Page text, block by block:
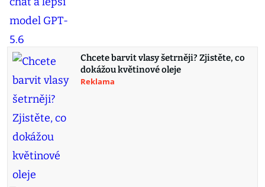
Chcete barvit vlasy šetrněji? Zjistěte, co
dokážou květinové oleje
Reklama